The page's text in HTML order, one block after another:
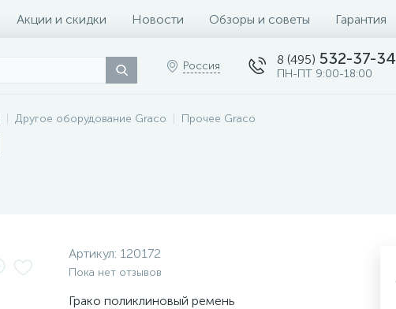
Акции и скидки Новости Обзоры и советы Гарантия
Россия 8 (495) 532-37-34
ПН-ПТ 9:00-18:00
Другое оборудование Graco Прочее Graco
Артикул: 120172
Пока нет отзывов
Грако поликлиновый ремень